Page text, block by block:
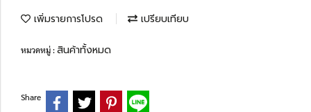
เพิ่มรายการโปรด เปรียบเทียบ
หมวดหมู่ :สินค้าทั้งหมด
Share